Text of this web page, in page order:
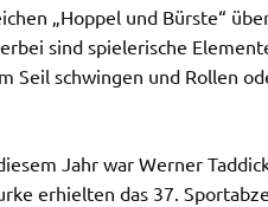
„Hoppel und Bürste“
sind spielerische
Seil schwingen und Rollen
Jahr war Werner
erhielten das 37.